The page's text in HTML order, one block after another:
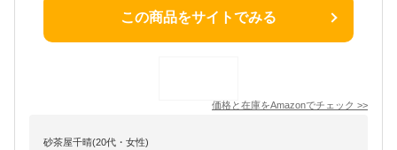
この商品をサイトでみる
価格と在庫をAmazonでチェック >>
砂茶屋千晴(20代・女性)